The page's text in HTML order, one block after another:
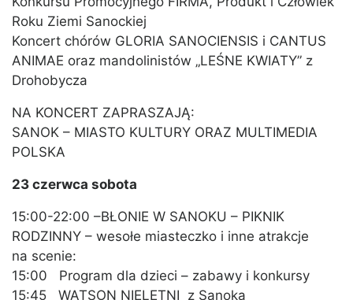
Roku Ziemi Sanockiej
Koncert chórów GLORIA SANOCIENSIS i CANTUS
ANIMAE oraz mandolinistów „LEŚNE KWIATY” z
Drohobycza
NA KONCERT ZAPRASZAJĄ:
SANOK – MIASTO KULTURY ORAZ MULTIMEDIA
POLSKA
23 czerwca sobota
15:00-22:00 –BŁONIE W SANOKU – PIKNIK
RODZINNY – wesołe miasteczko i inne atrakcje
na scenie:
15:00 Program dla dzieci – zabawy i konkursy
15:45 WATSON NIELETNI z Sanoka